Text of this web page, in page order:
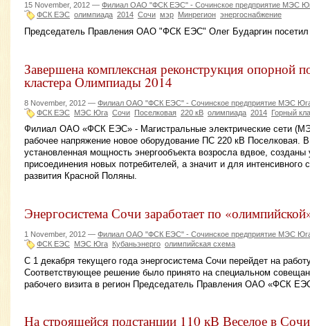
15 November, 2012 — Филиал ОАО "ФСК ЕЭС" - Сочинское предприятие МЭС
ФСК ЕЭС олимпиада 2014 Сочи мэр Минрегион энергоснабжение
Председатель Правления ОАО "ФСК ЕЭС" Олег Бударгин посетил
Завершена комплексная реконструкция опорной
кластера Олимпиады 2014
8 November, 2012 — Филиал ОАО "ФСК ЕЭС" - Сочинское предприятие МЭС
ФСК ЕЭС МЭС Юга Сочи Поселковая 220 кВ олимпиада 2014 Горный
Филиал ОАО «ФСК ЕЭС» - Магистральные электрические сети
рабочее напряжение новое оборудование ПС 220 кВ Поселковая.
установленная мощность энергообъекта возросла вдвое, созданы
присоединения новых потребителей, а значит и для интенсивного
развития Красной Поляны.
Энергосистема Сочи заработает по
1 November, 2012 — Филиал ОАО "ФСК ЕЭС" - Сочинское предприятие МЭС
ФСК ЕЭС МЭС Юга Кубаньэнерго олимпийская схема
С 1 декабря текущего года энергосистема Сочи перейдет на
Соответствующее решение было принято на специальном
рабочего визита в регион Председатель Правления ОАО «ФСК
На строящейся подстанции 110 кВ Веселое в